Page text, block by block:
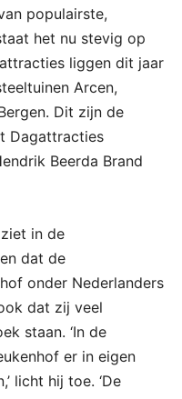
populairste,
het nu stevig op
liggen dit jaar
Arcen,
Dit zijn de
Dagattracties
Beerda Brand
in de
dat de
onder Nederlanders
dat zij veel
staan. ‘In de
er in eigen
licht hij toe. ‘De